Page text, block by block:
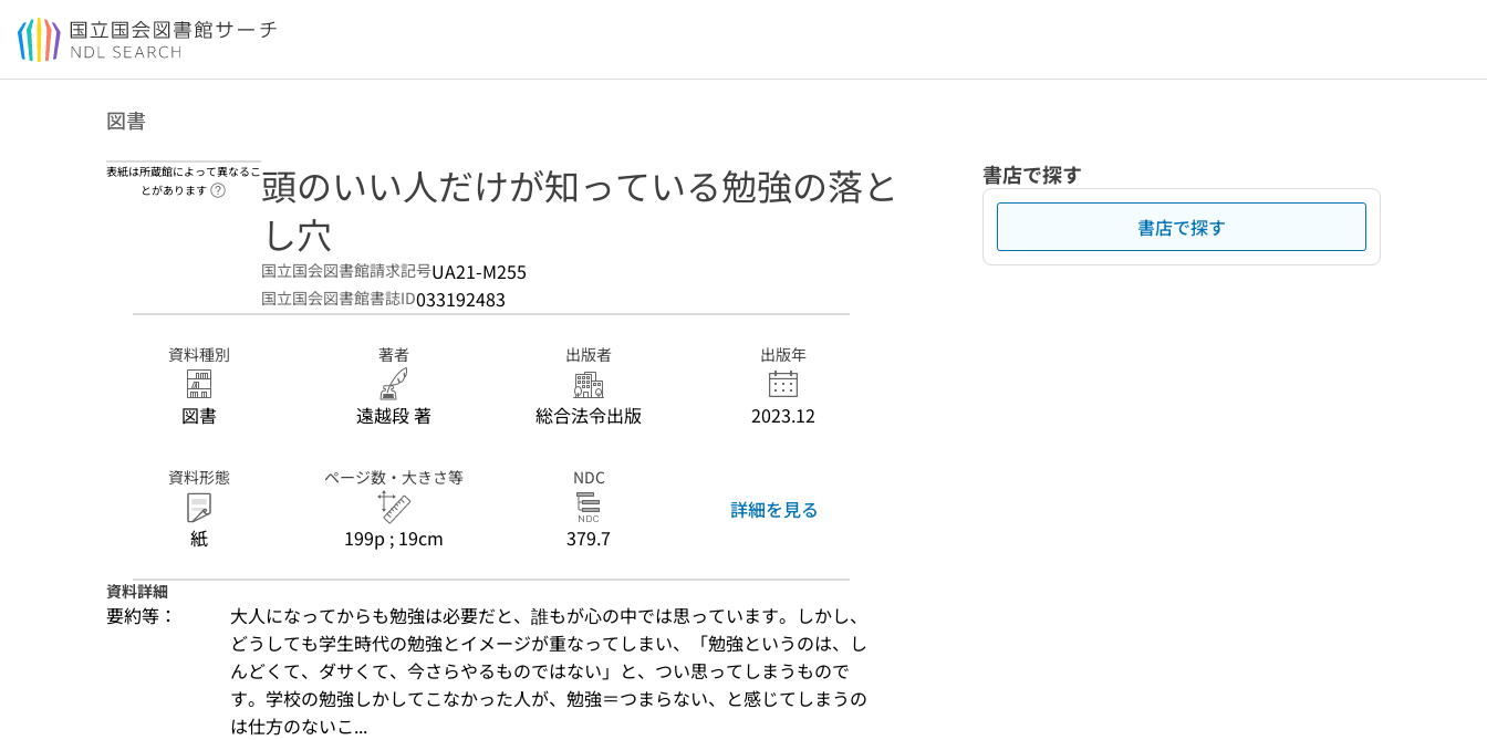
本文へ移動
図書
表紙は所蔵館によって異なるこ
とがあります
ヘルプページへのリンク
頭のいい人だけが知っている勉強の落と
し穴
国立国会図書館請求記号UA21-M255
国立国会図書館書誌ID033192483
資料種別
図書
著者
遠越段 著
出版者
総合法令出版
出版年
2023.12
資料形態
紙
ページ数・大きさ等
199p ; 19cm
NDC
379.7
詳細を見る
資料詳細
要約等：
大人になってからも勉強は必要だと、誰もが心の中では思っています。しかし、
どうしても学生時代の勉強とイメージが重なってしまい、「勉強というのは、し
んどくて、ダサくて、今さらやるものではない」と、つい思ってしまうもので
す。学校の勉強しかしてこなかった人が、勉強＝つまらない、と感じてしまうの
は仕方のないこ...
書店で探す
書店で探す